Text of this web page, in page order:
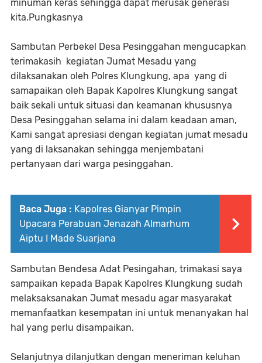
minuman keras sehingga dapat merusak generasi
kita.Pungkasnya
Sambutan Perbekel Desa Pesinggahan mengucapkan
terimakasih kegiatan Jumat Mesadu yang
dilaksanakan oleh Polres Klungkung, apa yang di
samapaikan oleh Bapak Kapolres Klungkung sangat
baik sekali untuk situasi dan keamanan khususnya
Desa Pesinggahan selama ini dalam keadaan aman,
Kami sangat apresiasi dengan kegiatan jumat mesadu
yang di laksanakan sehingga menjembatani
pertanyaan dari warga pesinggahan.
Baca Juga : Kapolres Gianyar Pimpin
Upacara Perabuan Jenazah Almarhum
Aiptu I Made Suarjana
Sambutan Bendesa Adat Pesingahan, trimakasi saya
sampaikan kepada Bapak Kapolres Klungkung sudah
melaksaksanakan Jumat mesadu agar masyarakat
memanfaatkan kesempatan ini untuk menanyakan hal
hal yang perlu disampaikan.
Selanjutnya dilanjutkan dengan meneriman keluhan